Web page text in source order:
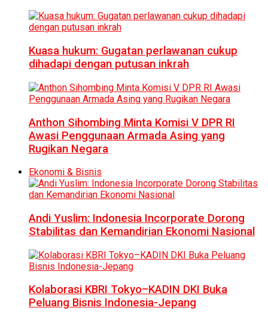
Kuasa hukum: Gugatan perlawanan cukup
dihadapi dengan putusan inkrah
Anthon Sihombing Minta Komisi V DPR RI
Awasi Penggunaan Armada Asing yang
Rugikan Negara
Ekonomi & Bisnis
Andi Yuslim: Indonesia Incorporate Dorong
Stabilitas dan Kemandirian Ekonomi Nasional
Kolaborasi KBRI Tokyo–KADIN DKI Buka
Peluang Bisnis Indonesia-Jepang